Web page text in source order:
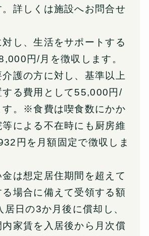
。詳しくは施設へお問合せ
し、生活をサポートする
円/月を徴収します。
護の方に対し、基準以上
する費用として55,000円/
す。※食費は喫食数にかか
による不在時にも厨房維
円を月額固定で徴収しま
は想定居住期間を超えて
場合に備えて受領する額
居日の3か月後に償却し、
家賃を入居後から月次償